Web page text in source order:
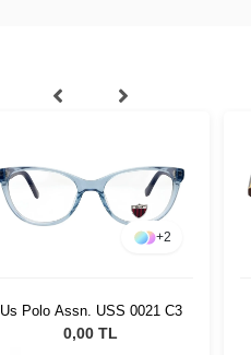
+2
Us Polo Assn. USS 0021 C3
0,00 TL